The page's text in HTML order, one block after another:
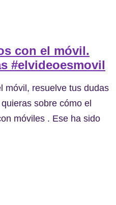
con el móvil.
#elvideoesmovil
móvil, resuelve tus dudas
sobre cómo el
móviles . Ese ha sido